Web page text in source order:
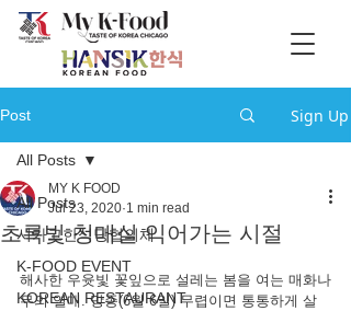
Post Sign Up
All Posts
시카고한식당협의체
K-FOOD EVENT
KOREAN RESTAURANT
All Posts
초록빛 청매실 익어가는 시절
MY K FOOD
Jul 23, 2020 1 min read
해사한 우윳빛 꽃잎으로 설레는 봄을 여는 매화나
무의 열매. 망종(6월 6일) 무렵이면 통통하게 살